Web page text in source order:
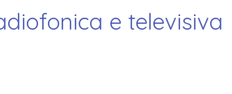
e televisiva